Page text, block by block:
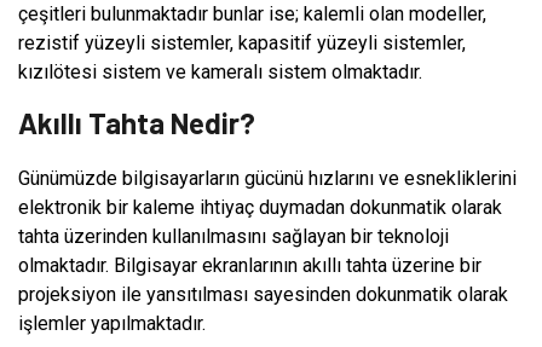
çeşitleri bulunmaktadır bunlar ise; kalemli olan modeller,
rezistif yüzeyli sistemler, kapasitif yüzeyli sistemler,
kızılötesi sistem ve kameralı sistem olmaktadır.
Akıllı Tahta Nedir?
Günümüzde bilgisayarların gücünü hızlarını ve esnekliklerini
elektronik bir kaleme ihtiyaç duymadan dokunmatik olarak
tahta üzerinden kullanılmasını sağlayan bir teknoloji
olmaktadır. Bilgisayar ekranlarının akıllı tahta üzerine bir
projeksiyon ile yansıtılması sayesinden dokunmatik olarak
işlemler yapılmaktadır.